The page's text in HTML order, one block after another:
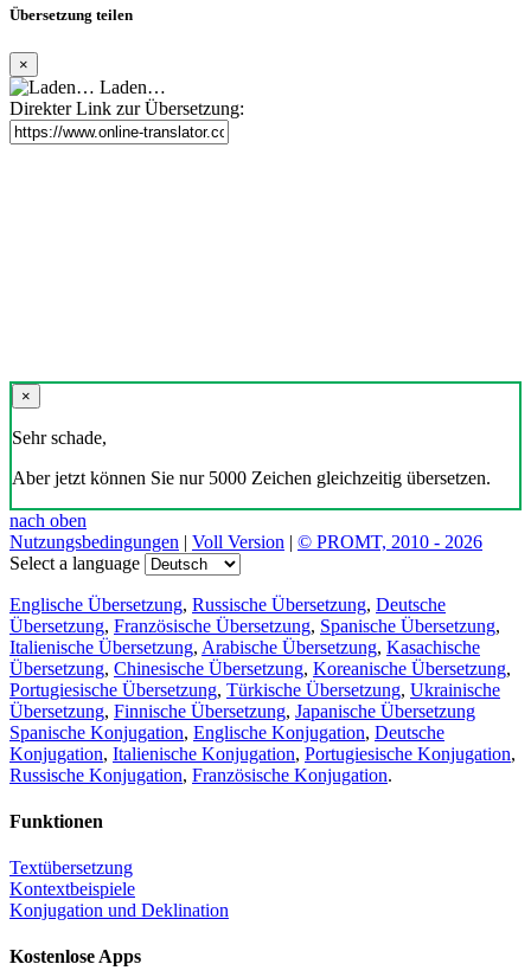
Übersetzung teilen
×
Laden…
Direkter Link zur Übersetzung:
×
Sehr schade,
Aber jetzt können Sie nur 5000 Zeichen gleichzeitig übersetzen.
nach oben
Nutzungsbedingungen | Voll Version | © PROMT, 2010 - 2026
Select a language
Englische Übersetzung, Russische Übersetzung, Deutsche
Übersetzung, Französische Übersetzung, Spanische Übersetzung,
Italienische Übersetzung, Arabische Übersetzung, Kasachische
Übersetzung, Chinesische Übersetzung, Koreanische Übersetzung,
Portugiesische Übersetzung, Türkische Übersetzung, Ukrainische
Übersetzung, Finnische Übersetzung, Japanische Übersetzung
Spanische Konjugation, Englische Konjugation, Deutsche
Konjugation, Italienische Konjugation, Portugiesische Konjugation,
Russische Konjugation, Französische Konjugation.
Funktionen
Textübersetzung
Kontextbeispiele
Konjugation und Deklination
Kostenlose Apps